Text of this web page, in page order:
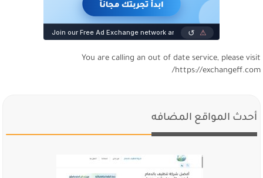
You are calling an out of date service, please visit
https://exchangeff.com/
أحدث المواقع المضافه